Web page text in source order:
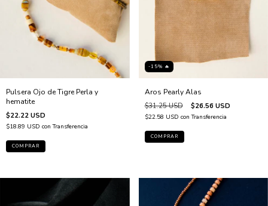
Pulsera Ojo de Tigre Perla y
hematite
$22.22 USD
$18.89 USD con Transferencia
-15% 🔥
Aros Pearly Alas
$31.25 USD $26.56 USD
$22.58 USD con Transferencia